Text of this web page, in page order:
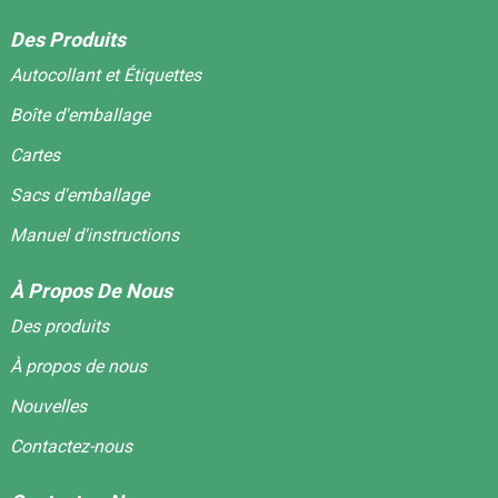
Des Produits
Autocollant et Étiquettes
Boîte d'emballage
Cartes
Sacs d'emballage
Manuel d'instructions
À Propos De Nous
Des produits
À propos de nous
Nouvelles
Contactez-nous